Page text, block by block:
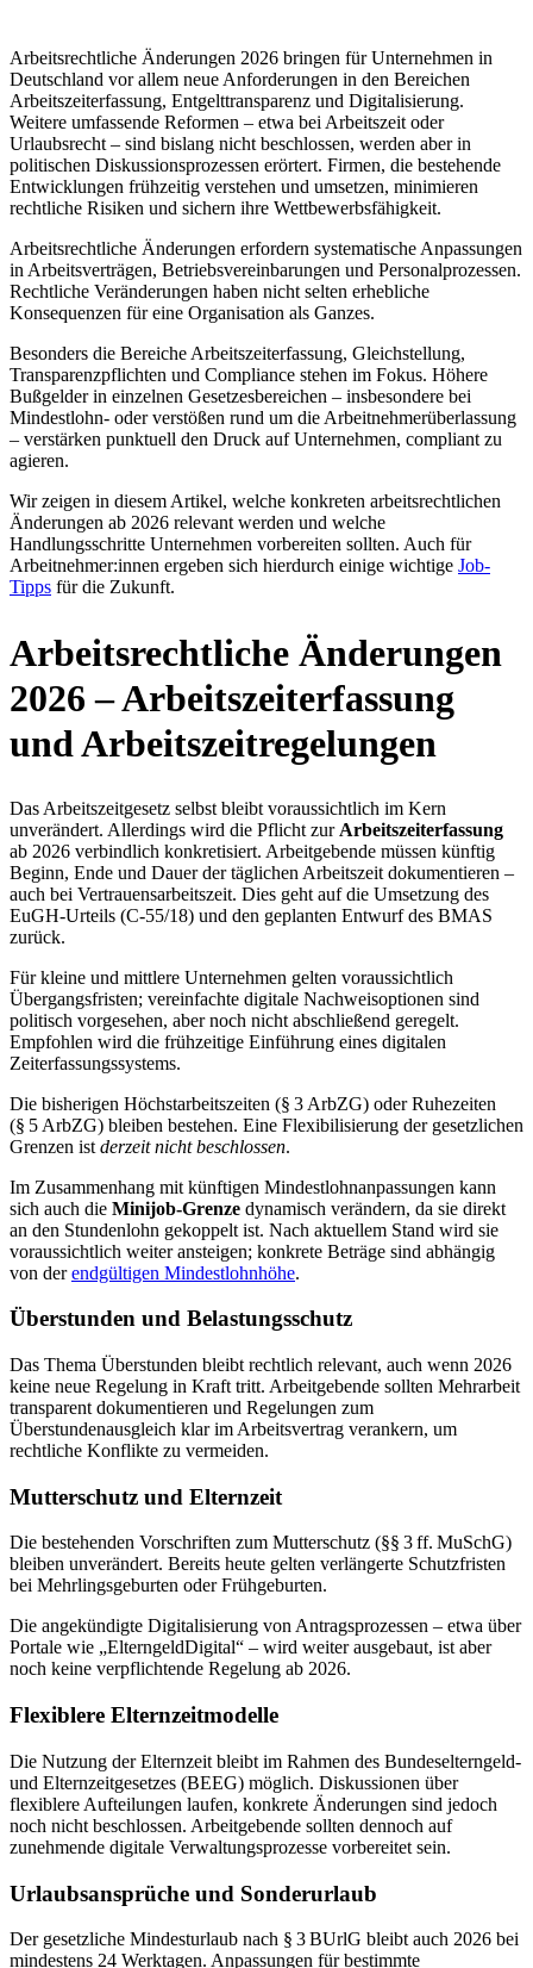
Arbeitsrechtliche Änderungen 2026 bringen für Unternehmen in
Deutschland vor allem neue Anforderungen in den Bereichen
Arbeitszeiterfassung, Entgelttransparenz und Digitalisierung.
Weitere umfassende Reformen – etwa bei Arbeitszeit oder
Urlaubsrecht – sind bislang nicht beschlossen, werden aber in
politischen Diskussionsprozessen erörtert. Firmen, die bestehende
Entwicklungen frühzeitig verstehen und umsetzen, minimieren
rechtliche Risiken und sichern ihre Wettbewerbsfähigkeit.
Arbeitsrechtliche Änderungen erfordern systematische Anpassungen
in Arbeitsverträgen, Betriebsvereinbarungen und Personalprozessen.
Rechtliche Veränderungen haben nicht selten erhebliche
Konsequenzen für eine Organisation als Ganzes.
Besonders die Bereiche Arbeitszeiterfassung, Gleichstellung,
Transparenzpflichten und Compliance stehen im Fokus. Höhere
Bußgelder in einzelnen Gesetzesbereichen – insbesondere bei
Mindestlohn- oder verstößen rund um die Arbeitnehmerüberlassung
– verstärken punktuell den Druck auf Unternehmen, compliant zu
agieren.
Wir zeigen in diesem Artikel, welche konkreten arbeitsrechtlichen
Änderungen ab 2026 relevant werden und welche
Handlungsschritte Unternehmen vorbereiten sollten. Auch für
Arbeitnehmer:innen ergeben sich hierdurch einige wichtige Job-
Tipps für die Zukunft.
Arbeitsrechtliche Änderungen
2026 – Arbeitszeiterfassung
und Arbeitszeitregelungen
Das Arbeitszeitgesetz selbst bleibt voraussichtlich im Kern
unverändert. Allerdings wird die Pflicht zur Arbeitszeiterfassung
ab 2026 verbindlich konkretisiert. Arbeitgebende müssen künftig
Beginn, Ende und Dauer der täglichen Arbeitszeit dokumentieren –
auch bei Vertrauensarbeitszeit. Dies geht auf die Umsetzung des
EuGH-Urteils (C‑55/18) und den geplanten Entwurf des BMAS
zurück.
Für kleine und mittlere Unternehmen gelten voraussichtlich
Übergangsfristen; vereinfachte digitale Nachweisoptionen sind
politisch vorgesehen, aber noch nicht abschließend geregelt.
Empfohlen wird die frühzeitige Einführung eines digitalen
Zeiterfassungssystems.
Die bisherigen Höchstarbeitszeiten (§ 3 ArbZG) oder Ruhezeiten
(§ 5 ArbZG) bleiben bestehen. Eine Flexibilisierung der gesetzlichen
Grenzen ist derzeit nicht beschlossen.
Im Zusammenhang mit künftigen Mindestlohnanpassungen kann
sich auch die Minijob-Grenze dynamisch verändern, da sie direkt
an den Stundenlohn gekoppelt ist. Nach aktuellem Stand wird sie
voraussichtlich weiter ansteigen; konkrete Beträge sind abhängig
von derendgültigen Mindestlohnhöhe.
Überstunden und Belastungsschutz
Das Thema Überstunden bleibt rechtlich relevant, auch wenn 2026
keine neue Regelung in Kraft tritt. Arbeitgebende sollten Mehrarbeit
transparent dokumentieren und Regelungen zum
Überstundenausgleich klar im Arbeitsvertrag verankern, um
rechtliche Konflikte zu vermeiden.
Mutterschutz und Elternzeit
Die bestehenden Vorschriften zum Mutterschutz (§§ 3 ff. MuSchG)
bleiben unverändert. Bereits heute gelten verlängerte Schutzfristen
bei Mehrlingsgeburten oder Frühgeburten.
Die angekündigte Digitalisierung von Antragsprozessen – etwa über
Portale wie „ElterngeldDigital“ – wird weiter ausgebaut, ist aber
noch keine verpflichtende Regelung ab 2026.
Flexiblere Elternzeitmodelle
Die Nutzung der Elternzeit bleibt im Rahmen des Bundeselterngeld-
und Elternzeitgesetzes (BEEG) möglich. Diskussionen über
flexiblere Aufteilungen laufen, konkrete Änderungen sind jedoch
noch nicht beschlossen. Arbeitgebende sollten dennoch auf
zunehmende digitale Verwaltungsprozesse vorbereitet sein.
Urlaubsansprüche und Sonderurlaub
Der gesetzliche Mindesturlaub nach § 3 BUrlG bleibt auch 2026 bei
mindestens 24 Werktagen. Anpassungen für bestimmte